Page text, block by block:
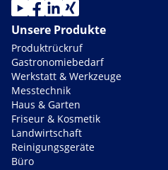
Unsere Produkte
Produktrückruf
Gastronomiebedarf
Werkstatt & Werkzeuge
Messtechnik
Haus & Garten
Friseur & Kosmetik
Landwirtschaft
Reinigungsgeräte
Büro